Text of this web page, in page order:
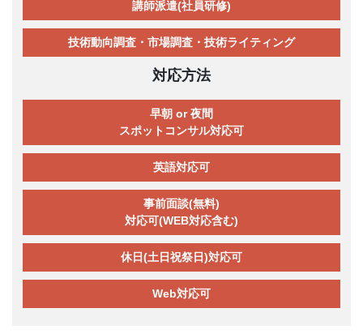
講師派遣(社員研修)
技術動向調査・市場調査・技術ライティング
対応方法
早朝 or 夜間
スポットコンサル対応可
英語対応可
事前面談(無料)
対応可(WEB対応含む)
休日(土日祝祭日)対応可
Web対応可